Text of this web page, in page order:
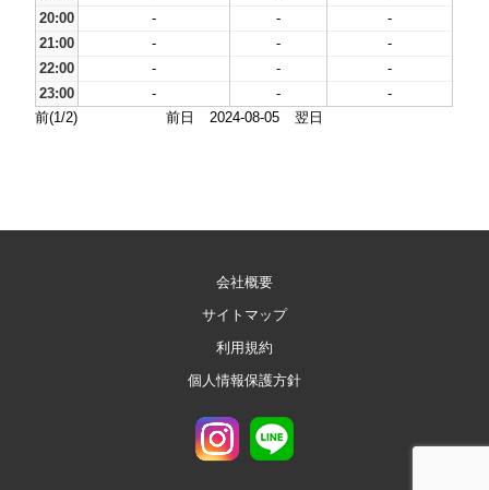
20:00
- -
-
21:00
- -
-
22:00
- -
-
23:00
- -
-
前(1/2)
前日 2024-08-05 翌日
会社概要
サイトマップ
利用規約
個人情報保護方針